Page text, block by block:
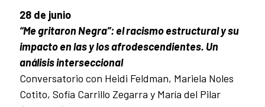
28 de junio
“Me gritaron Negra”: el racismo estructural y su
impacto en las y los afrodescendientes. Un
análisis interseccional
Conversatorio con Heidi Feldman, Mariela Noles
Cotito, Sofía Carrillo Zegarra y María del Pilar